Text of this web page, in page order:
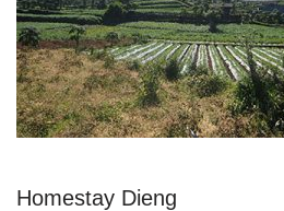
Homestay Dieng